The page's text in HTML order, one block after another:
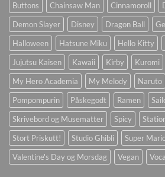
Buttons
Chainsaw Man Cinnamoroll
Demon Slayer
Disney Dragon Ball
Halloween
Hatsune Miku Hello Kitty
Jujutsu Kaisen
Kawaii Kirby Kuromi
My Hero Academia
My Melody Naruto
Pompompurin
Påskegodt Ramen
Skrivebord og Musematter
Spicy
Stort Priskutt!
Studio Ghibli Super
Valentine's Day og Morsdag
Vegan